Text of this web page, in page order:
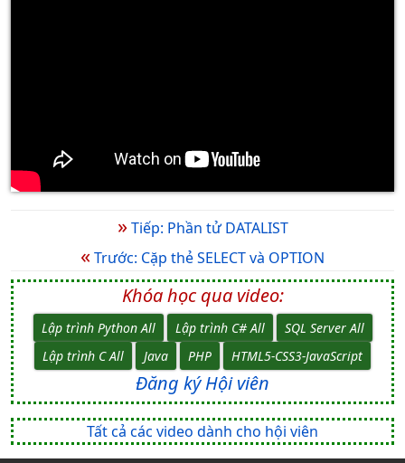
»Tiếp: Phần tử DATALIST
«Trước: Cặp thẻ SELECT và OPTION
Khóa học qua video:
Lập trình Python All Lập trình C# All
SQL Server All
Lập trình C All
Java PHP HTML5-CSS3-JavaScript
Đăng ký Hội viên
Tất cả các video dành cho hội viên